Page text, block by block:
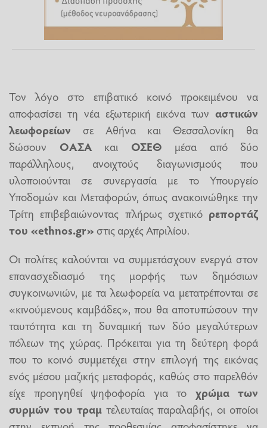
Τον λόγο στο επιβατικό κοινό προκειμένου να
αποφασίσει τη νέα εξωτερική εικόνα των αστικών
λεωφορείων σε Αθήνα και Θεσσαλονίκη θα
δώσουν ΟΑΣΑ και ΟΣΕΘ μέσα από δύο
παράλληλους, ανοιχτούς διαγωνισμούς που
υλοποιούνται σε συνεργασία με το Υπουργείο
Υποδομών και Μεταφορών, όπως ανακοινώθηκε την
Τρίτη επιβεβαιώνοντας πλήρως σχετικό ρεπορτάζ
του «ethnos.gr»στις αρχές Απριλίου.
Οι πολίτες καλούνται να συμμετάσχουν ενεργά στον
επανασχεδιασμό της μορφής των δημόσιων
συγκοινωνιών, με τα λεωφορεία να μετατρέπονται σε
«κινούμενους καμβάδες», που θα αποτυπώσουν την
ταυτότητα και τη δυναμική των δύο μεγαλύτερων
πόλεων της χώρας. Πρόκειται για τη δεύτερη φορά
που το κοινό συμμετέχει στην επιλογή της εικόνας
ενός μέσου μαζικής μεταφοράς, καθώς στο παρελθόν
είχε προηγηθεί ψηφοφορία για το χρώμα των
συρμών του τραμτελευταίας παραλαβής, οι οποίοι